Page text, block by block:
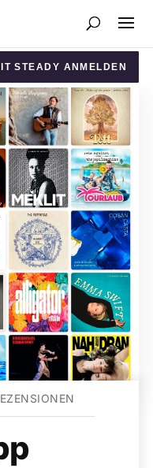
STEADY ANMELDEN